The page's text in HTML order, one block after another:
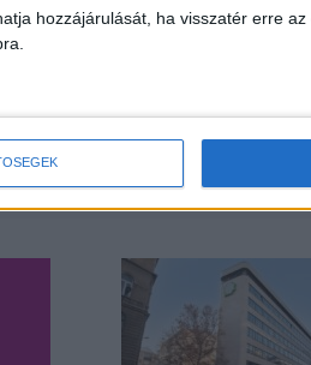
hozzájárulását, ha visszatér erre